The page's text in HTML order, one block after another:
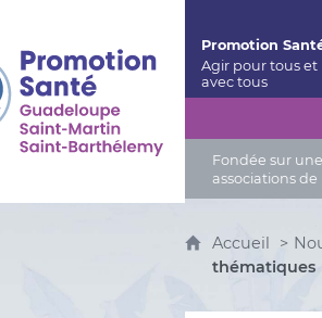
Fondée sur
associations
Promotion
Accueil
thématiques